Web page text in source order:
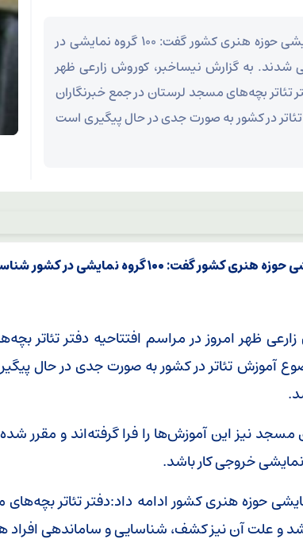
مدیر مرکز حوزه هنرهای نمایشی حوزه هنری کشور گفت: ۱۰۰ گروه نمایشی در
به گزارش نیساخبر، کوروش زارعی ظهر
تئاتر بچه‌های مسجد لرستان در جمع خبرنگاران
در کشور به صورت جدی در حال پیگیری است
مدیر مرکز حوزه هنرهای نمایشی حوزه هنری کشور گفت: ۱۰۰
ظهر امروز در مراسم افتتاحیه دفتر تئاتر
آموزش تئاتر در کشور به صورت جدی در حال
مسجد نیز این آموزش‌ها را فرا گرفته‌اند و مقرر
خروجی کار باشد.
حوزه هنری کشور ادامه داد:دفتر تئاتر
شد و علت آن نیز کشف، شناسایی و ساماندهی